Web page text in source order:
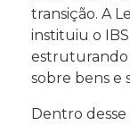
transição. A
instituiu o
estruturando
sobre bens e
Dentro desse